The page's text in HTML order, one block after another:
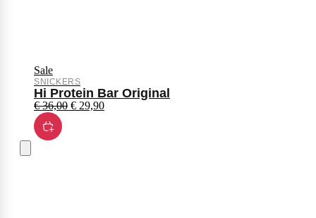
Sale
SNICKERS
Hi Protein Bar Original
€36,00 € 29,90